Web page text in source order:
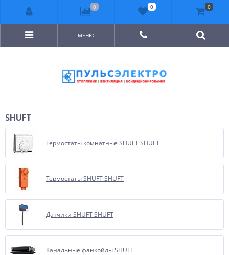
МЕНЮ
SHUFT
Термостаты комнатные SHUFT SHUFT
Термостаты SHUFT SHUFT
Датчики SHUFT SHUFT
Канальные фанкойлы SHUFT
0 0 0